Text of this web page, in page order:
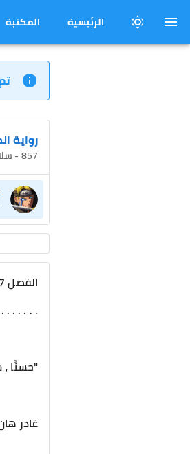
الرئيسية المكتبة
رواية
857 - سلاح الرسول والمعرفة المطلقة
الفصل 857 سلاح الرسول والمعرفة المطلقة
. . . . . .
"حسنًا
غادر